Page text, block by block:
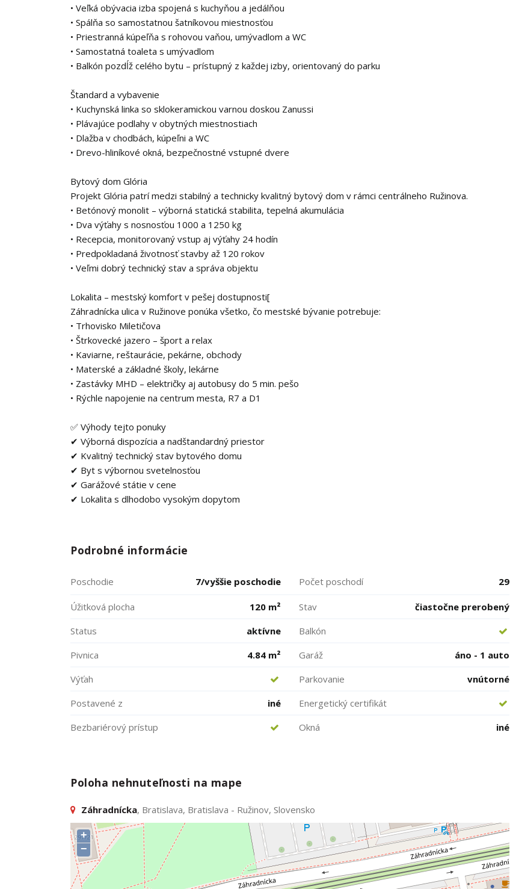
• Veľká obývacia izba spojená s kuchyňou a jedálňou
• Spálňa so samostatnou šatníkovou miestnosťou
• Priestranná kúpeľňa s rohovou vaňou, umývadlom a WC
• Samostatná toaleta s umývadlom
• Balkón pozdĺž celého bytu – prístupný z každej izby, orientovaný do parku
Štandard a vybavenie
• Kuchynská linka so sklokeramickou varnou doskou Zanussi
• Plávajúce podlahy v obytných miestnostiach
• Dlažba v chodbách, kúpeľni a WC
• Drevo-hliníkové okná, bezpečnostné vstupné dvere
Bytový dom Glória
Projekt Glória patrí medzi stabilný a technicky kvalitný bytový dom v rámci centrálneho Ružinova.
• Betónový monolit – výborná statická stabilita, tepelná akumulácia
• Dva výťahy s nosnosťou 1000 a 1250 kg
• Recepcia, monitorovaný vstup aj výťahy 24 hodín
• Predpokladaná životnosť stavby až 120 rokov
• Veľmi dobrý technický stav a správa objektu
Lokalita – mestský komfort v pešej dostupnosti[
Záhradnícka ulica v Ružinove ponúka všetko, čo mestské bývanie potrebuje:
• Trhovisko Miletičova
• Štrkovecké jazero – šport a relax
• Kaviarne, reštaurácie, pekárne, obchody
• Materské a základné školy, lekárne
• Zastávky MHD – električky aj autobusy do 5 min. pešo
• Rýchle napojenie na centrum mesta, R7 a D1
✅ Výhody tejto ponuky
✔ Výborná dispozícia a nadštandardný priestor
✔ Kvalitný technický stav bytového domu
✔ Byt s výbornou svetelnosťou
✔ Garážové státie v cene
✔ Lokalita s dlhodobo vysokým dopytom
Podrobné informácie
Poschodie 7/vyššie poschodie Počet poschodí 29
Úžitková plocha 120 m² Stav
čiastočne prerobený
Status
aktívne
Balkón
Pivnica
4.84 m² Garáž
áno - 1 auto
Výťah
Parkovanie
vnútorné
Postavené z
iné
Energetický certifikát
Bezbariérový prístup
Okná iné
Poloha nehnuteľnosti na mape
Záhradnícka, Bratislava, Bratislava - Ružinov, Slovensko
+
−